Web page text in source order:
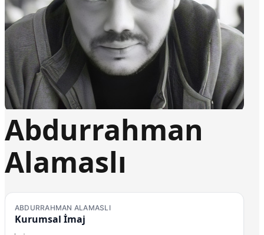
Abdurrahman
Alamaslı
ABDURRAHMAN ALAMASLI
Kurumsal İmaj